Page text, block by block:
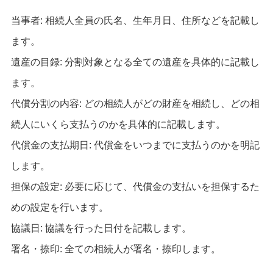
当事者: 相続人全員の氏名、生年月日、住所などを記載し
ます。
遺産の目録: 分割対象となる全ての遺産を具体的に記載し
ます。
代償分割の内容: どの相続人がどの財産を相続し、どの相
続人にいくら支払うのかを具体的に記載します。
代償金の支払期日: 代償金をいつまでに支払うのかを明記
します。
担保の設定: 必要に応じて、代償金の支払いを担保するた
めの設定を行います。
協議日: 協議を行った日付を記載します。
署名・捺印: 全ての相続人が署名・捺印します。